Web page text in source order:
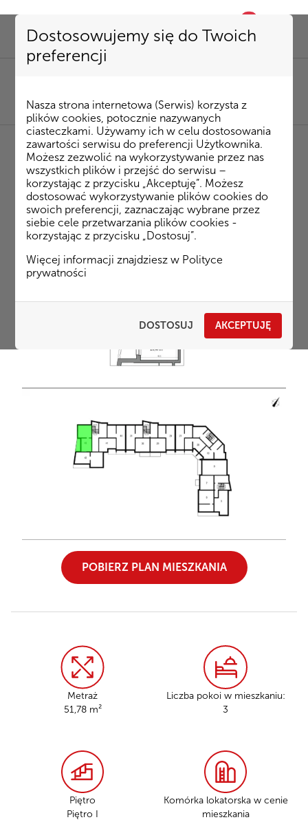
Dostosowujemy się do Twoich
preferencji
Nasza strona internetowa (Serwis) korzysta z
plików cookies, potocznie nazywanych
ciasteczkami. Używamy ich w celu dostosowania
zawartości serwisu do preferencji Użytkownika.
Możesz zezwolić na wykorzystywanie przez nas
wszystkich plików i przejść do serwisu –
korzystając z przycisku „Akceptuję”. Możesz
dostosować wykorzystywanie plików cookies do
swoich preferencji, zaznaczając wybrane przez
siebie cele przetwarzania plików cookies -
korzystając z przycisku „Dostosuj”.
Więcej informacji znajdziesz w Polityce
prywatności
DOSTOSUJ AKCEPTUJĘ
favorite
85 74 15 087|mieszkania@kombinatbud.pl
◂ Strona Główna / Inwestycje / Osiedle Rytm /
Klepacka budynek 1 m. 43
Klepacka budynek 1 m. 43
POBIERZ PLAN MIESZKANIA
Metraż
51,78 m²
Liczba pokoi w mieszkaniu:
3
Piętro
Piętro I
Komórka lokatorska w cenie
mieszkania